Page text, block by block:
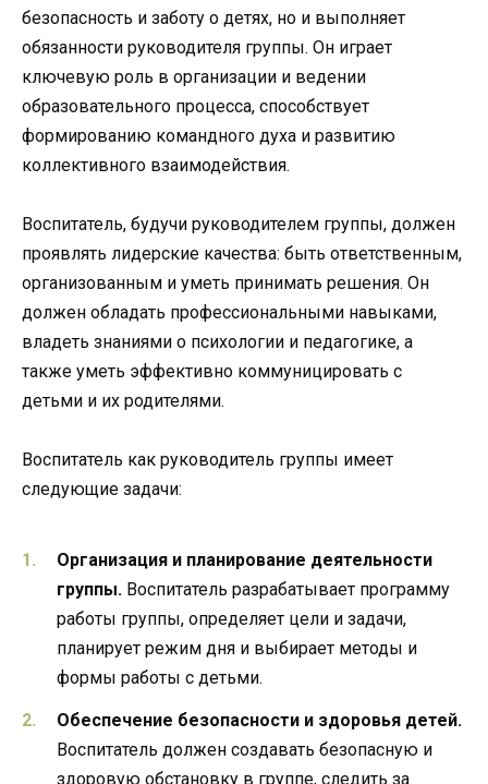
безопасность и заботу о детях, но и выполняет
обязанности руководителя группы. Он играет
ключевую роль в организации и ведении
образовательного процесса, способствует
формированию командного духа и развитию
коллективного взаимодействия.
Воспитатель, будучи руководителем группы, должен
проявлять лидерские качества: быть ответственным,
организованным и уметь принимать решения. Он
должен обладать профессиональными навыками,
владеть знаниями о психологии и педагогике, а
также уметь эффективно коммуницировать с
детьми и их родителями.
Воспитатель как руководитель группы имеет
следующие задачи:
Организация и планирование деятельности
группы. Воспитатель разрабатывает программу
работы группы, определяет цели и задачи,
планирует режим дня и выбирает методы и
формы работы с детьми.
Обеспечение безопасности и здоровья детей.
Воспитатель должен создавать безопасную и
здоровую обстановку в группе, следить за